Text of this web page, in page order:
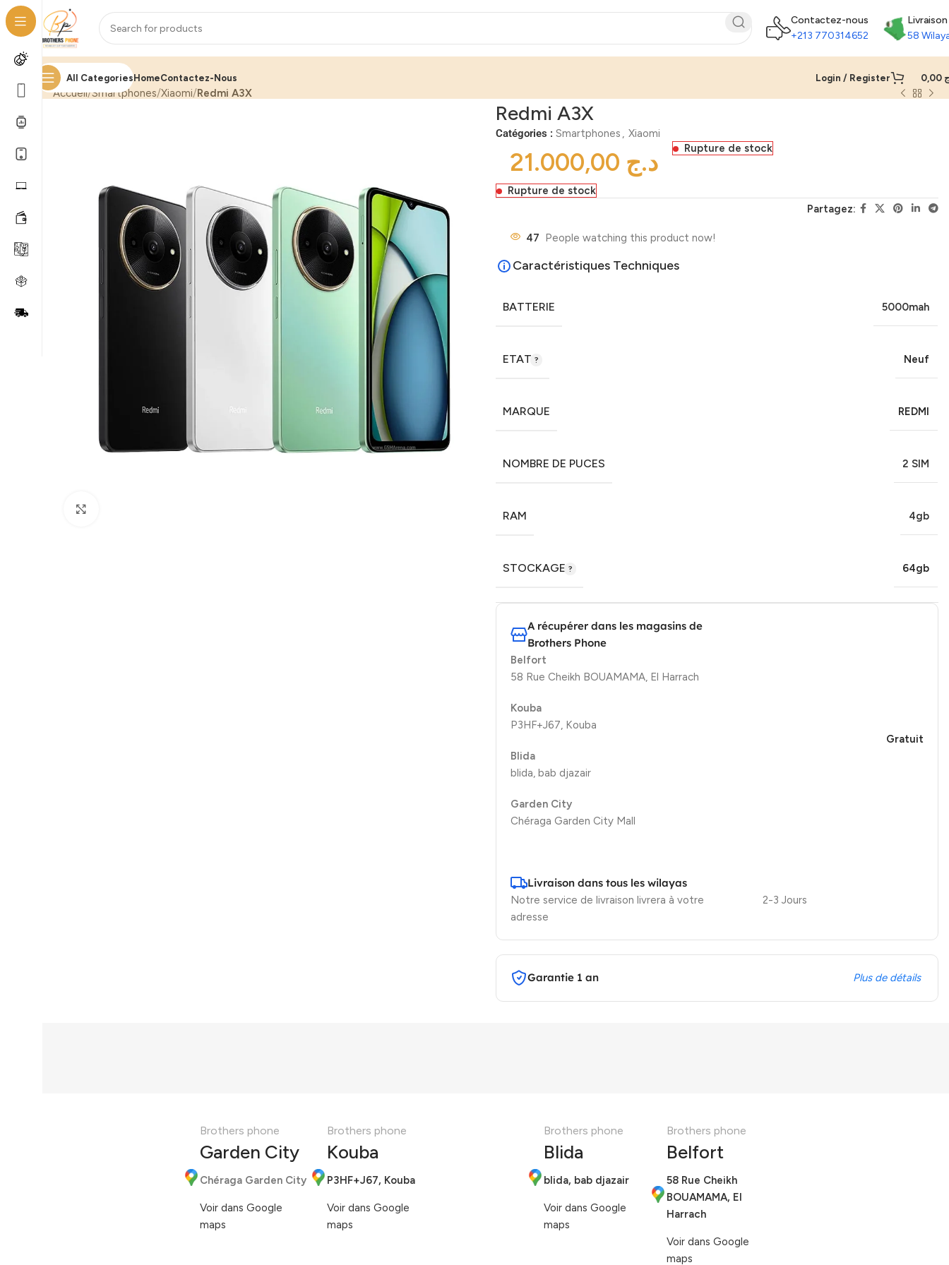
Contactez-nous
+213 770314652
Livraison
58
All CategoriesHomeContactez-Nous Login / Register
Accueil Smartphones Xiaomi Redmi A3X
Redmi A3X
Catégories : Smartphones , Xiaomi
د.ج Rupture de stock
Rupture de stock
Partagez:
47 People watching this product now!
Caractéristiques Techniques
BATTERIE 5000mah
ETAT Neuf
MARQUE REDMI
NOMBRE DE PUCES 2 SIM
RAM 4gb
STOCKAGE 64gb
A récupérer dans les magasins de
Brothers Phone
Belfort
58 Rue Cheikh BOUAMAMA, El Harrach
Kouba
P3HF+J67, Kouba
Blida
blida, bab djazair
Garden City
Chéraga Garden City Mall
Gratuit
Livraison dans tous les wilayas
Notre service de livraison livrera à votre
adresse
2-3 Jours
Garantie 1 an Plus de détails
Brothers phone
Garden City
Chéraga Garden City
Voir dans Google
maps
Brothers phone
Kouba
P3HF+J67, Kouba
Voir dans Google
maps
Brothers phone
Blida
blida, bab djazair
Voir dans Google
maps
Brothers phone
Belfort
58 Rue Cheikh
BOUAMAMA, El
Harrach
Voir dans Google
maps